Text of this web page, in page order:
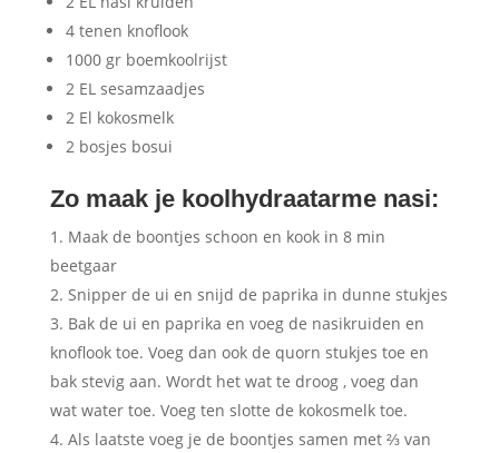
4 tenen knoflook
1000 gr boemkoolrijst
2 EL sesamzaadjes
2 El kokosmelk
2 bosjes bosui
Zo maak je koolhydraatarme nasi:
Maak de boontjes schoon en kook in 8 min
beetgaar
Snipper de ui en snijd de paprika in dunne stukjes
Bak de ui en paprika en voeg de nasikruiden en
knoflook toe. Voeg dan ook de quorn stukjes toe en
bak stevig aan. Wordt het wat te droog , voeg dan
wat water toe. Voeg ten slotte de kokosmelk toe.
Als laatste voeg je de boontjes samen met ⅔ van